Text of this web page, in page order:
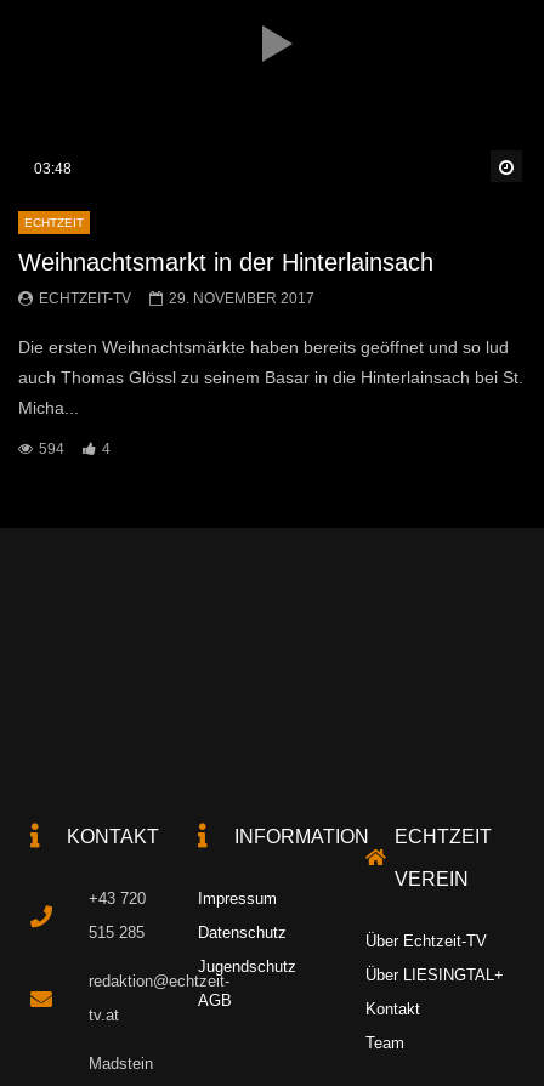
03:48
ECHTZEIT
Weihnachtsmarkt in der Hinterlainsach
ECHTZEIT-TV 29. NOVEMBER 2017
Die ersten Weihnachtsmärkte haben bereits geöffnet und so lud
auch Thomas Glössl zu seinem Basar in die Hinterlainsach bei St.
Micha...
594 4
KONTAKT
+43 720
515 285
redaktion@echtzeit-
tv.at
Madstein
INFORMATION
Impressum
Datenschutz
Jugendschutz
AGB
ECHTZEIT
VEREIN
Über Echtzeit-TV
Über LIESINGTAL+
Kontakt
Team